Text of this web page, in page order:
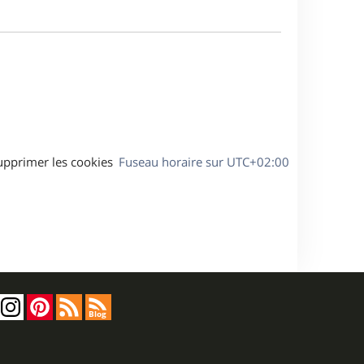
Fuseau horaire sur UTC+02:00
les cookies